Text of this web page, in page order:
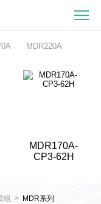
MDR220A
MDR170A-
CP3-62H
组 > MDR系列